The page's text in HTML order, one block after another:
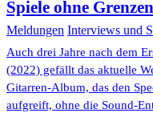
Spiele ohne Grenzen
Meldungen Interviews und
Auch drei Jahre nach dem
(2022) gefällt das aktuelle
Gitarren-Album, das den
aufgreift, ohne die Sound-